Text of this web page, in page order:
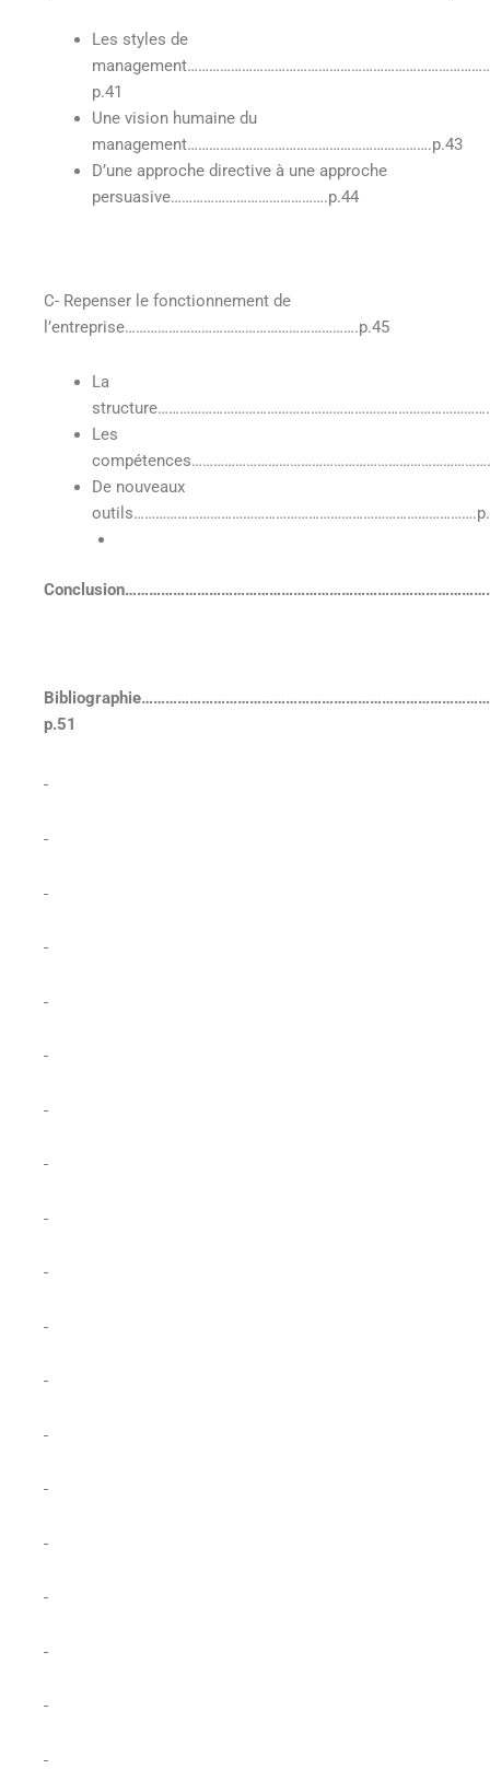
Les styles de
p.41
Une vision humaine du
management………………………………………………………….p.43
D’une approche directive à une approche
persuasive…………………………………….p.44
C- Repenser le fonctionnement de
l’entreprise……………………………………………………….p.45
La
Les
De nouveaux
p.51